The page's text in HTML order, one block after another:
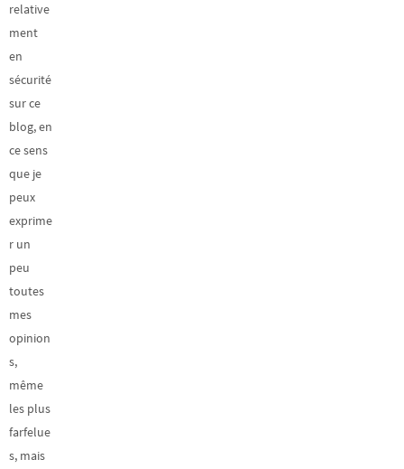
relative
ment
en
sécurité
sur ce
blog, en
ce sens
que je
peux
exprime
r un
peu
toutes
mes
opinion
s,
même
les plus
farfelue
s, mais